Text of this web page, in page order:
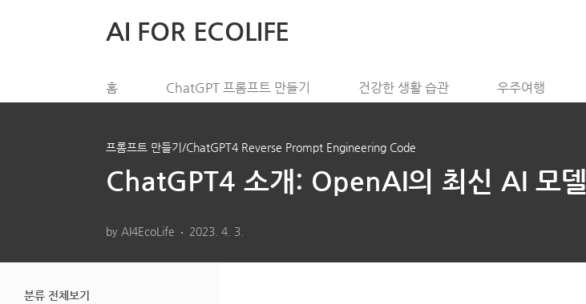
AI FOR ECOLIFE
홈 ChatGPT 프롬프트 만들기 건강한 생활 습관 우주여행
분류 전체보기
프롬프트 만들기/ChatGPT4 Reverse Prompt Engineering Code
ChatGPT4 소개: OpenAI의 최신 AI 모델
by AI4EcoLife 2023. 4. 3.